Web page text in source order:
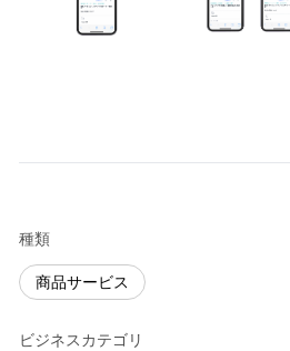
種類
商品サービス
ビジネスカテゴリ